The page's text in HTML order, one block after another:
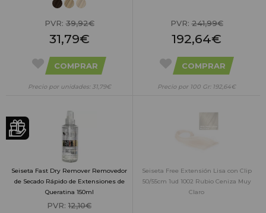
PVR:39,92€
31,79€
COMPRAR
Precio por unidades: 31,79€
PVR:241,99€
192,64€
COMPRAR
Precio por 100 Gr: 192,64€
Seiseta Fast Dry Remover Removedor
de Secado Rápido de Extensiones de
Queratina 150ml
PVR: 12,10€
Seiseta Free Extensión Lisa con Clip
50/55cm 1ud 1002 Rubio Ceniza Muy
Claro